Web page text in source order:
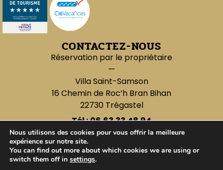
CONTACTEZ-NOUS
Réservation par le propriétaire
—
Villa Saint-Samson
16 Chemin de Roc’h Bran Bihan
22730 Trégastel
Tél :06.63.33.48.94
E-mail : villasaintsamson@gmail.com
Nous utilisons des cookies pour vous offrir la meilleure
expérience sur notre site.
You can find out more about which cookies we are using or
switch them off in settings.